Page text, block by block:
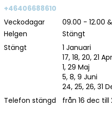
+46406688610
Veckodagar
09.00 - 12.00
Helgen
Stängt
Stängt
Telefon stängd
1 Januari
17, 18, 20, 21
1, 29 Maj
5, 8, 9 Juni
24, 25, 26, 31
från 16 dec till